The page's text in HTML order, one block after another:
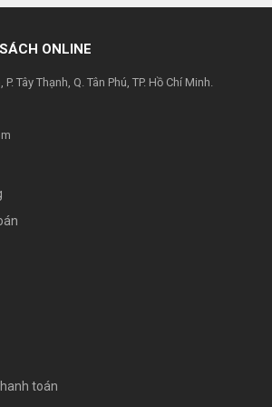
ONLINE
Tây Thạnh, Q. Tân Phú, TP. Hồ Chí Minh.
toán